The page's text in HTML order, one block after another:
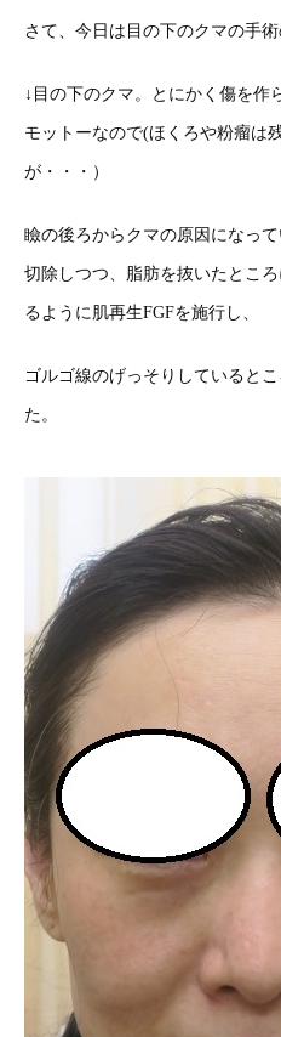
さて、今日は目の下のクマの手
↓目の下のクマ。とにかく傷を作
モットーなので(ほくろや粉瘤は
が・・・）
瞼の後ろからクマの原因になっ
切除しつつ、脂肪を抜いたとこ
るように肌再生FGFを施行し、
ゴルゴ線のげっそりしていると
た。